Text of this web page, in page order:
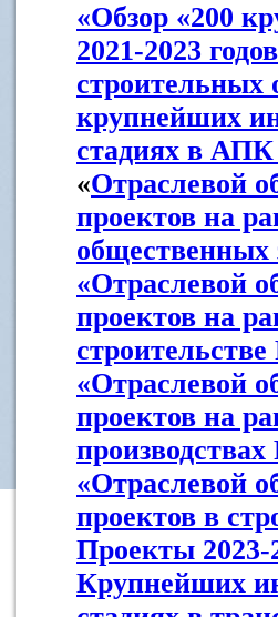
«Обзор «200
2021-2023
строительных
крупнейших
стадиях в
«Отраслевой
проектов на
общественных
«Отраслевой
проектов на
«Отраслевой
проектов на
«Отраслевой
проектов в
Проекты 2023-
Крупнейших